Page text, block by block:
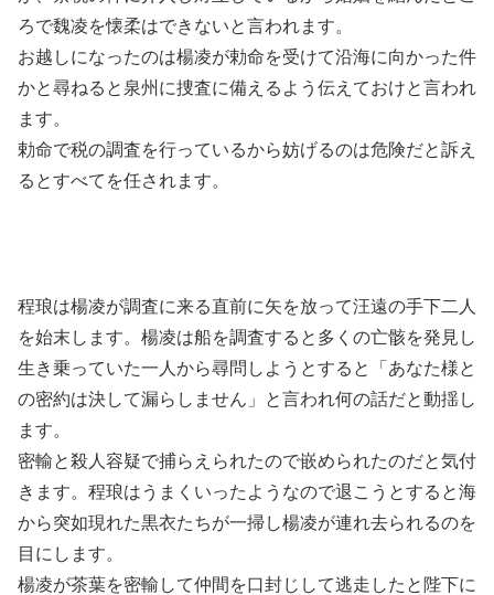
ろで魏凌を懐柔はできないと言われます。
お越しになったのは楊凌が勅命を受けて沿海に向かった件
かと尋ねると泉州に捜査に備えるよう伝えておけと言われ
ます。
勅命で税の調査を行っているから妨げるのは危険だと訴え
るとすべてを任されます。
程琅は楊凌が調査に来る直前に矢を放って汪遠の手下二人
を始末します。楊凌は船を調査すると多くの亡骸を発見し
生き乗っていた一人から尋問しようとすると「あなた様と
の密約は決して漏らしません」と言われ何の話だと動揺し
ます。
密輸と殺人容疑で捕らえられたので嵌められたのだと気付
きます。程琅はうまくいったようなので退こうとすると海
から突如現れた黒衣たちが一掃し楊凌が連れ去られるのを
目にします。
楊凌が茶葉を密輸して仲間を口封じして逃走したと陛下に